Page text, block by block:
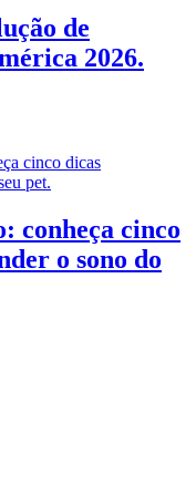
de
2026.
conheça cinco
o sono do